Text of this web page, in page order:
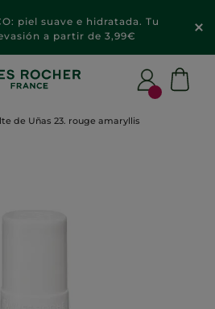
piel suave e hidratada. Tu
a partir de 3,99€
de Uñas 23. rouge amaryllis